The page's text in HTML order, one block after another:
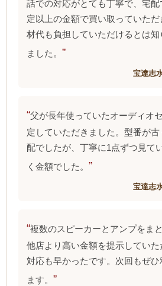
話での対応がとても丁寧で、宅
定以上の金額で買い取っていた
材代も負担していただけるとは知
ました。
宝達志
父が長年使っていたオーディオ
定していただきました。型番が
配でしたが、丁寧に1点ずつ見て
く金額でした。
宝達志
複数のスピーカーとアンプをま
他店より高い金額を提示してい
対応も早かったです。次回もぜ
ます。